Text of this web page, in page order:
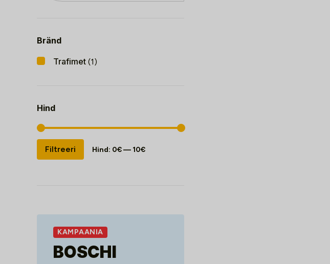
Bränd
Trafimet (1)
Hind
Minimaalne
hind
Maksimaalne
hind
Filtreeri Hind: 0€— 10€
KAMPAANIA
BOSCHI